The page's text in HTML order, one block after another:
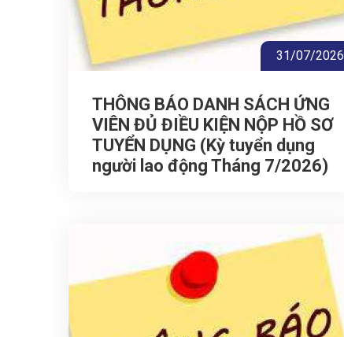
31/07/2026
THÔNG BÁO DANH SÁCH ỨNG
VIÊN ĐỦ ĐIỀU KIỆN NỘP HỒ SƠ
TUYỂN DỤNG (Kỳ tuyển dụng
người lao động Tháng 7/2026)